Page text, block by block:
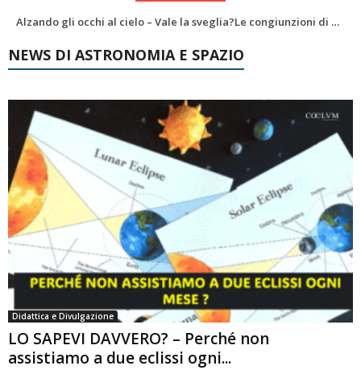
News da Marte #45: un mare di poligoni, Curiosity risale Valle Grande
NEWS DI ASTRONOMIA E SPAZIO
Didattica e Divulgazione
LO SAPEVI DAVVERO? – Perché non
assistiamo a due eclissi ogni...